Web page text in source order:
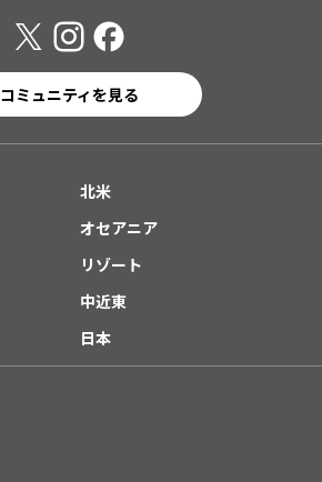
コミュニティを見る
北米
オセアニア
リゾート
中近東
日本